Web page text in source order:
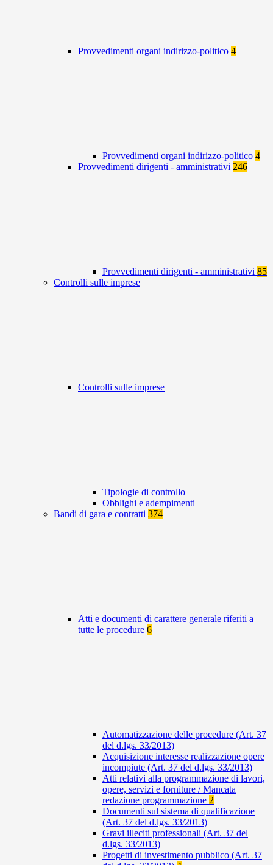
Provvedimenti organi indirizzo-politico 4
Provvedimenti organi indirizzo-politico 4
Provvedimenti dirigenti - amministrativi 246
Provvedimenti dirigenti - amministrativi 85
Controlli sulle imprese
Controlli sulle imprese
Tipologie di controllo
Obblighi e adempimenti
Bandi di gara e contratti 374
Atti e documenti di carattere generale riferiti a
tutte le procedure 6
Automatizzazione delle procedure (Art. 37
del d.lgs. 33/2013)
Acquisizione interesse realizzazione opere
incompiute (Art. 37 del d.lgs. 33/2013)
Atti relativi alla programmazione di lavori,
opere, servizi e forniture / Mancata
redazione programmazione 2
Documenti sul sistema di qualificazione
(Art. 37 del d.lgs. 33/2013)
Gravi illeciti professionali (Art. 37 del
d.lgs. 33/2013)
Progetti di investimento pubblico (Art. 37